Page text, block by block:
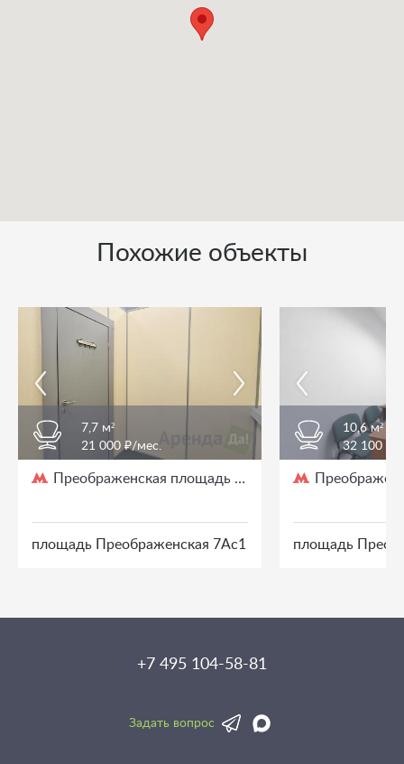
Похожие объекты
7,7 м²
21 000 ₽/мес.
Преображенская площадь / 3 мин. пешком
площадь Преображенская 7Ас1
10,6 м²
32 100 ₽/
площадь
+7 495 104-58-81
Задать вопрос